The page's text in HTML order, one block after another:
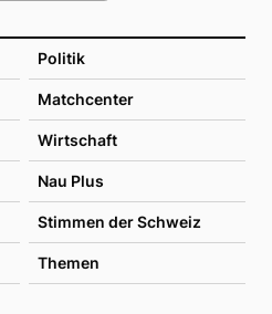
Politik
Matchcenter
Wirtschaft
Nau Plus
Stimmen der Schweiz
Themen